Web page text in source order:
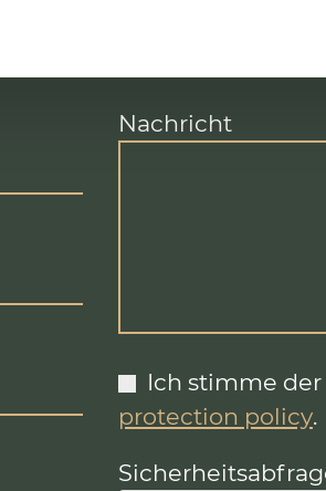
Nachricht
Ich stimme
protection policy.